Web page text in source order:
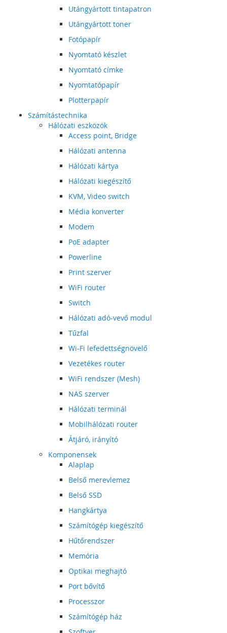
Utángyártott tintapatron
Utángyártott toner
Fotópapír
Nyomtató készlet
Nyomtató címke
Nyomtatópapír
Plotterpapír
Számítástechnika
Hálózati eszközök
Access point, Bridge
Hálózati antenna
Hálózati kártya
Hálózati kiegészítő
KVM, Video switch
Média konverter
Modem
PoE adapter
Powerline
Print szerver
WiFi router
Switch
Hálózati adó-vevő modul
Tűzfal
Wi-Fi lefedettségnövelő
Vezetékes router
WiFi rendszer (Mesh)
NAS szerver
Hálózati terminál
Mobilhálózati router
Átjáró, irányító
Komponensek
Alaplap
Belső merevlemez
Belső SSD
Hangkártya
Számítógép kiegészítő
Hűtőrendszer
Memória
Optikai meghajtó
Port bővítő
Processzor
Számítógép ház